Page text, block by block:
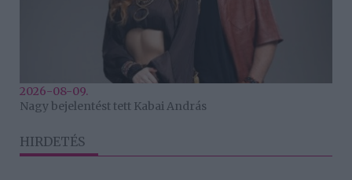
2026-08-09.
Nagy bejelentést tett Kabai András
HIRDETÉS